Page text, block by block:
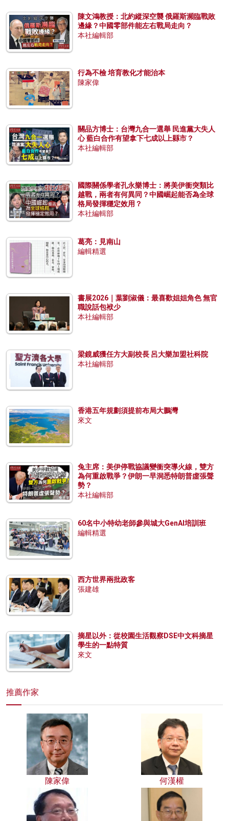
陳文鴻教授：北約縱深空襲 俄羅斯瀕臨戰敗
邊緣？中國零部件能左右戰局走向？
本社編輯部
行為不檢 培育教化才能治本
陳家偉
關品方博士：台灣九合一選舉 民進黨大失人
心 藍白合作有望拿下七成以上縣市？
本社編輯部
國際關係學者孔永樂博士：將美伊衝突類比
越戰，兩者有何異同？中國崛起能否為全球
格局發揮穩定效用？
本社編輯部
葛亮：見南山
編輯精選
書展2026｜葉劉淑儀：最喜歡姐姐角色 無官
職說話包袱少
本社編輯部
梁鏡威獲任方大副校長 呂大樂加盟社科院
本社編輯部
香港五年規劃須提前布局大鵬灣
來文
兔主席：美伊停戰協議變衝突導火線，雙方
為何重啟戰爭？伊朗一早洞悉特朗普虛張聲
勢？
本社編輯部
60名中小特幼老師參與城大GenAI培訓班
編輯精選
西方世界兩批政客
張建雄
摘星以外：從校園生活觀察DSE中文科摘星
學生的一點特質
來文
推薦作家
陳家偉 何漢權